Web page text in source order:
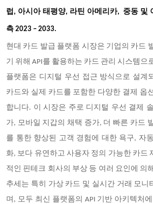
럽, 아시아 태평양, 라틴 아메리카, 중동 및
측 2023 – 2033.
현대 카드 발급 플랫폼 시장은 기업의 카드
기 위해 API를 활용하는 카드 관리 시스템으
플랫폼은 디지털 우선 접근 방식으로 설계
카드와 실제 카드를 포함한 다양한 결제 옵
합니다. 이 시장은 주로 디지털 우선 결제
가, 모바일 지갑의 채택 증가, 더 빠른 카드
를 통한 향상된 고객 경험에 대한 욕구, 자
화, 보다 유연하고 사용자 정의 가능한 카드
적인 핀테크 회사의 부상 등 여러 요인에 의
추세는 특히 가상 카드 및 실시간 거래 모니
며, 모두 최신 플랫폼의 API 기반 아키텍처